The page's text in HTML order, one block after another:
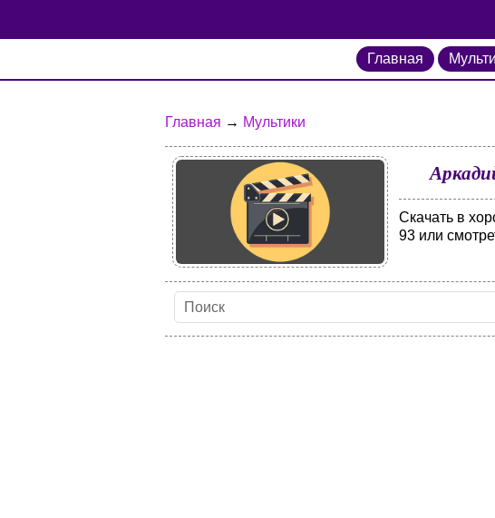
Главная
Главная → Мультики
Скачать в
93 или